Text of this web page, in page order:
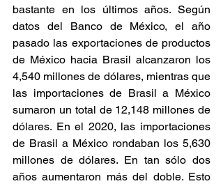
bastante en los últimos años. Según
datos del Banco de México, el año
pasado las exportaciones de productos
de México hacia Brasil alcanzaron los
4,540 millones de dólares, mientras que
las importaciones de Brasil a México
sumaron un total de 12,148 millones de
dólares. En el 2020, las importaciones
de Brasil a México rondaban los 5,630
millones de dólares. En tan sólo dos
años aumentaron más del doble. Esto